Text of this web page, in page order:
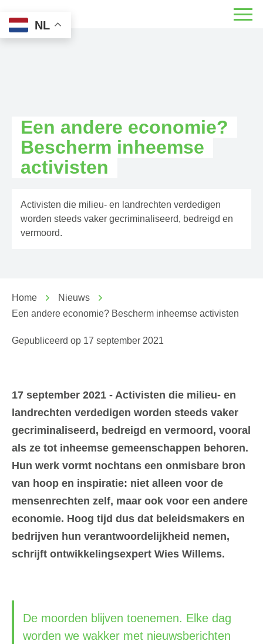
Een andere economie?
Bescherm inheemse
activisten
Activisten die milieu- en landrechten verdedigen
worden steeds vaker gecriminaliseerd, bedreigd en
vermoord.
Home
Nieuws
Een andere economie? Bescherm inheemse activisten
Gepubliceerd op 17 september 2021
17 september 2021 - Activisten die milieu- en
landrechten verdedigen worden steeds vaker
gecriminaliseerd, bedreigd en vermoord, vooral
als ze tot inheemse gemeenschappen behoren.
Hun werk vormt nochtans een onmisbare bron
van hoop en inspiratie: niet alleen voor de
mensenrechten zelf, maar ook voor een andere
economie. Hoog tijd dus dat beleidsmakers en
bedrijven hun verantwoordelijkheid nemen,
schrijft ontwikkelingsexpert Wies Willems.
De moorden blijven toenemen. Elke dag
worden we wakker met nieuwsberichten
NL